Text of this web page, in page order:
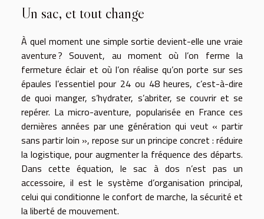
Un sac, et tout change
À quel moment une simple sortie devient-elle une vraie
aventure ? Souvent, au moment où l’on ferme la
fermeture éclair et où l’on réalise qu’on porte sur ses
épaules l’essentiel pour 24 ou 48 heures, c’est-à-dire
de quoi manger, s’hydrater, s’abriter, se couvrir et se
repérer. La micro-aventure, popularisée en France ces
dernières années par une génération qui veut « partir
sans partir loin », repose sur un principe concret : réduire
la logistique, pour augmenter la fréquence des départs.
Dans cette équation, le sac à dos n’est pas un
accessoire, il est le système d’organisation principal,
celui qui conditionne le confort de marche, la sécurité et
la liberté de mouvement.